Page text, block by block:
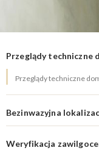
Przeglądy techniczne
Przeglądy techniczne
Bezinwazyjna
Weryfikacja